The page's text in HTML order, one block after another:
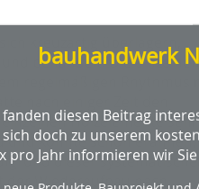
kreuzartig überlagern,
behandelt. Die einzelnen
regelmäßigen Rhythmus
nach einiger Zeit den
Holzelemente sehr
konnte schon
dieser
Wiederaufbau nach
bauhandwerk
fanden diesen Beitrag
sich doch zu unserem
pro Jahr informieren wir